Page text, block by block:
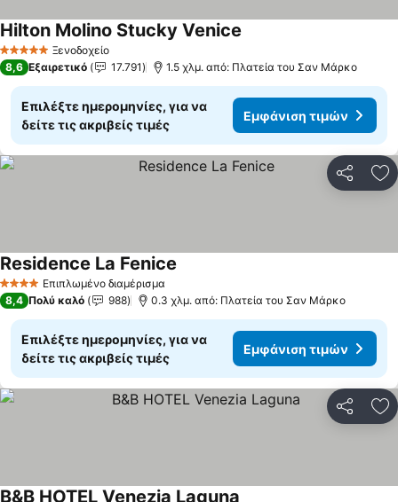
5 Αστέρια Ξενοδοχείο
Hilton Molino Stucky Venice
8,6 Εξαιρετικό 17.791 1.5 χλμ. από: Πλατεία του Σαν Μάρκο
Επιλέξτε ημερομηνίες, για να
δείτε τις ακριβείς τιμές
Εμφάνιση τιμών
4 ΑστέριαΕπιπλωμένο διαμέρισμα
Residence La Fenice
8,4 Πολύ καλό 988 0.3 χλμ. από: Πλατεία του Σαν Μάρκο
Επιλέξτε ημερομηνίες, για να
δείτε τις ακριβείς τιμές
Εμφάνιση τιμών
B&B HOTEL Venezia Laguna